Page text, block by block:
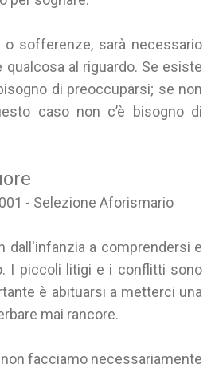
sofferenze, sarà necessario
al riguardo. Se esiste
di preoccuparsi; se non
caso non c’è bisogno di
- Selezione Aforismario
dall'infanzia a comprendersi e
I piccoli litigi e i conflitti sono
è abituarsi a metterci una
mai rancore.
facciamo necessariamente